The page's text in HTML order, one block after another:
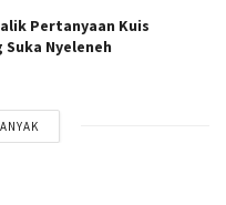
Pertanyaan Kuis
Nyeleneh